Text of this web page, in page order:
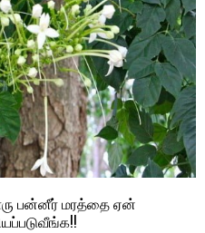
பன்னீர் மரத்தை ஏன்